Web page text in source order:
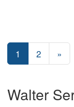
1 2 »
Walter